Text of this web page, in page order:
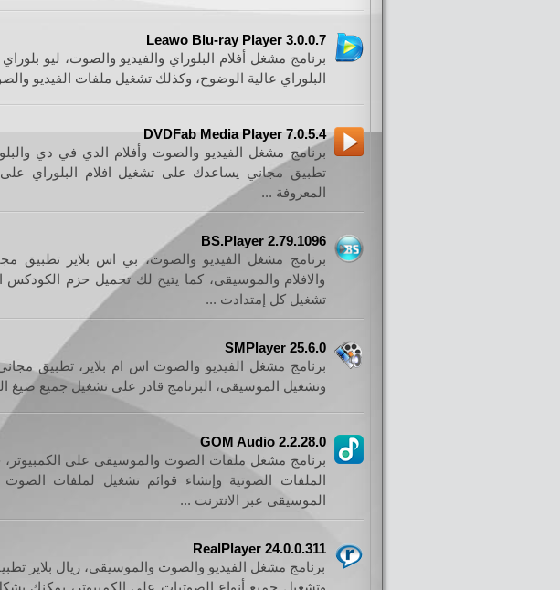
Leawo Blu-ray Player 3.0.0.7
برنامج مشغل أفلام البلوراي والفيديو والصوت، ليو
البلوراي عالية الوضوح، وكذلك تشغيل ملفات الفيديو
DVDFab Media Player 7.0.5.4
برنامج مشغل الفيديو والصوت وأفلام الدي في دي
تطبيق مجاني يساعدك على تشغيل افلام البلوراي
المعروفة ...
BS.Player 2.79.1096
برنامج مشغل الفيديو والصوت، بي اس بلاير تطبيق
والافلام والموسيقى، كما يتيح لك تحميل حزم الكودكس
تشغيل كل إمتدادت ...
SMPlayer 25.6.0
برنامج مشغل الفيديو والصوت اس ام بلاير، تطبيق
وتشغيل الموسيقى، البرنامج قادر على تشغيل جميع صيغ
GOM Audio 2.2.28.0
برنامج مشغل ملفات الصوت والموسيقى على
الملفات الصوتية وإنشاء قوائم تشغيل لملفات الصوت
الموسيقى عبر الانترنت ...
RealPlayer 24.0.0.311
برنامج مشغل الفيديو والصوت والموسيقى، ريال بلاير